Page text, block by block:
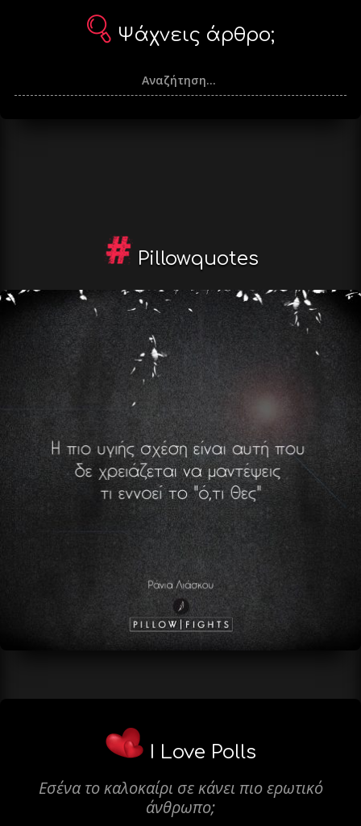
Ψάχνεις άρθρο;
Pillowquotes
I Love Polls
Εσένα το καλοκαίρι σε κάνει πιο ερωτικό
άνθρωπο;